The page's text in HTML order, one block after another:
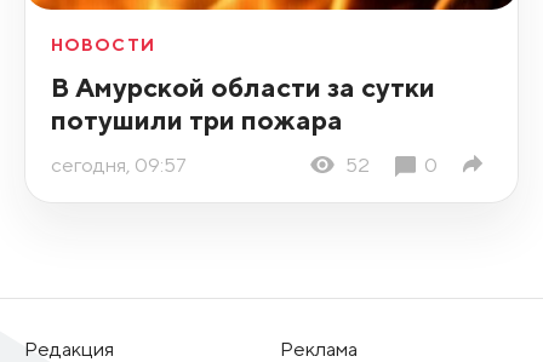
НОВОСТИ
В Амурской области за сутки
потушили три пожара
сегодня, 09:57 52 0
Редакция
Реклама